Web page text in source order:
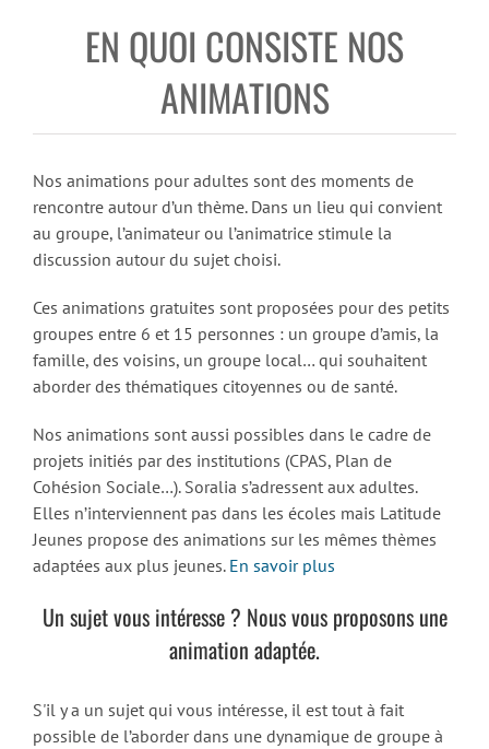
EN QUOI CONSISTE NOS
ANIMATIONS
Nos animations pour adultes sont des moments de
rencontre autour d’un thème. Dans un lieu qui convient
au groupe, l’animateur ou l’animatrice stimule la
discussion autour du sujet choisi.
Ces animations gratuites sont proposées pour des petits
groupes entre 6 et 15 personnes : un groupe d’amis, la
famille, des voisins, un groupe local… qui souhaitent
aborder des thématiques citoyennes ou de santé.
Nos animations sont aussi possibles dans le cadre de
projets initiés par des institutions (CPAS, Plan de
Cohésion Sociale…). Soralia s’adressent aux adultes.
Elles n’interviennent pas dans les écoles mais Latitude
Jeunes propose des animations sur les mêmes thèmes
adaptées aux plus jeunes. En savoir plus
Un sujet vous intéresse ? Nous vous proposons une
animation adaptée.
S'il y a un sujet qui vous intéresse, il est tout à fait
possible de l’aborder dans une dynamique de groupe à